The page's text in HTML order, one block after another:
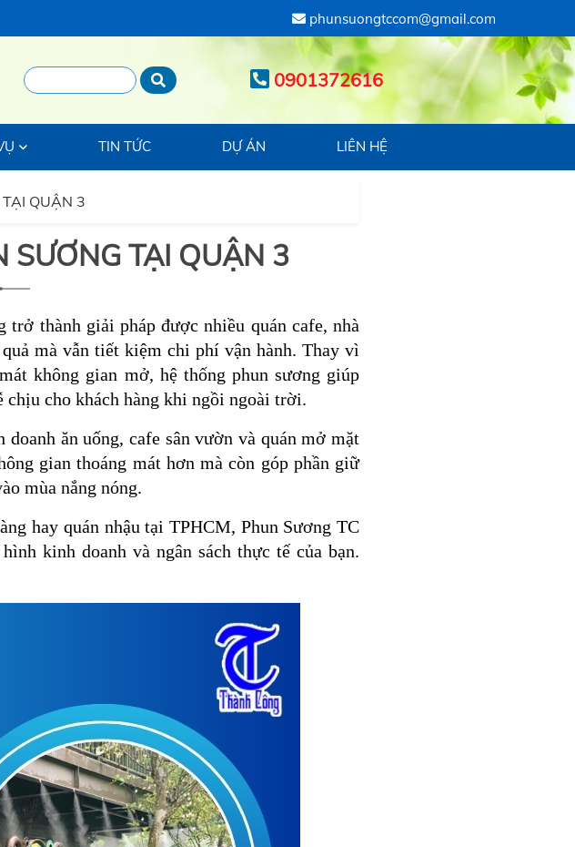
phunsuongtccom@gmail.com
0901372616
TIN TỨC DỰ ÁN LIÊN HỆ
QUẬN 3
SƯƠNG TẠI QUẬN 3
trở thành giải pháp được nhiều quán cafe, nhà
mà vẫn tiết kiệm chi phí vận hành. Thay vì
không gian mở, hệ thống phun sương giúp
chịu cho khách hàng khi ngồi ngoài trời.
ăn uống, cafe sân vườn và quán mở mặt
gian thoáng mát hơn mà còn góp phần giữ
mùa nắng nóng.
hay quán nhậu tại TPHCM, Phun Sương TC
kinh doanh và ngân sách thực tế của bạn.